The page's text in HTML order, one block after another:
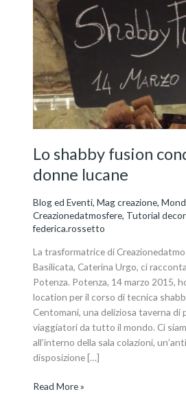
Lo shabby fusion
donne lucane
Blog ed Eventi,Mag creazione,
Creazionedatmosfere, Tutorial decor
federica.rossetto
La trasformatrice di
Basilicata, Caterina Urgo, ci
Potenza. Potenza, 14 marzo 2015,
location per il corso di tecnica
Centomani, una deliziosa taverna di
viaggiatori da tutto il mondo. Ci
all’interno della sala colazioni,
disposizione […]
fusion
conquista
le
donne
lucane
Read More »